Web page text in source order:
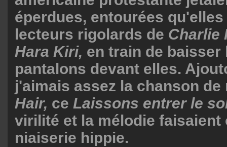
éperdues, entourées
lecteurs rigolards de Charlie
Hara Kiri, en train de baisser
pantalons devant elles.
j'aimais assez la chanson de
Hair, ce Laissons entrer le
virilité et la mélodie faisaient
niaiserie hippie.